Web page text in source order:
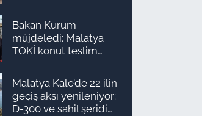
Bakan Kurum
müjdeledi: Malatya
TOKİ konut teslim
ilçe ilçe teslimat
takvimi ve ödeme
planı
Malatya Kale’de 22 ilin
geçiş aksı yenileniyor:
D-300 ve sahil şeridi